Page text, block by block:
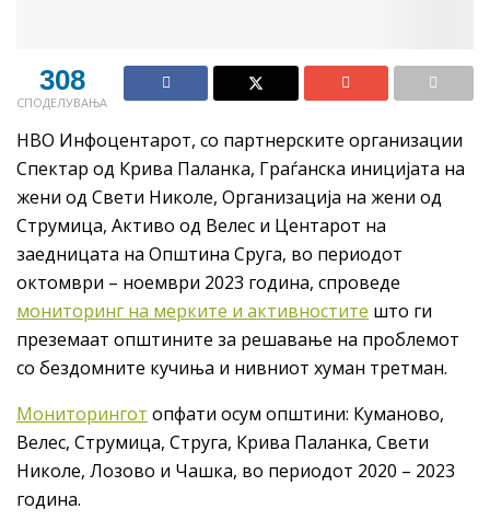
308
СПОДЕЛУВАЊА
НВО Инфоцентарот, со партнерските организации
Спектар од Крива Паланка, Граѓанска иницијата на
жени од Свети Николе, Организација на жени од
Струмица, Активо од Велес и Центарот на
заедницата на Општина Сруга, во периодот
октомври – ноември 2023 година, спроведе
мониторинг на мерките и активностите што ги
преземаат општините за решавање на проблемот
со бездомните кучиња и нивниот хуман третман.
Мониторингот опфати осум општини: Куманово,
Велес, Струмица, Струга, Крива Паланка, Свети
Николе, Лозово и Чашка, во периодот 2020 – 2023
година.